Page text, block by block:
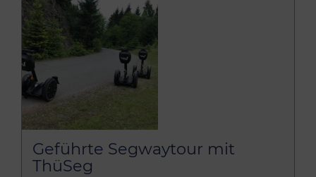
Geführte Segwaytour mit
ThüSeg